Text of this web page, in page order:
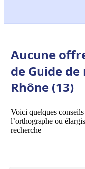
Aucune
de Guide de
Rhône (13)
Voici quelques conseils
l’orthographe ou
recherche.